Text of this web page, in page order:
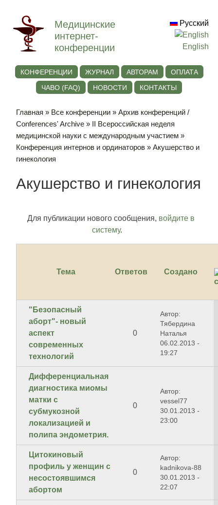
Медицинские
интернет-
конференции
Русский
English
КОНФЕРЕНЦИИ ЖУРНАЛ АВТОРАМ
ОПЛАТА
ЧАВО (FAQ)
НОВОСТИ КОНТАКТЫ
Главная » Все конференции »Архив конференций /
Conferences' Archive » II Всероссийская неделя
медицинской науки с международным участием »
Конференция интернов и ординаторов » Акушерство и
гинекология
Акушерство и гинекология
Для публикации нового сообщения, войдите в
систему.
Тема Ответов Создано
"Безопасный
аборт"- новый
аспект
современных
технологий
0
Автор:
Тябердина
Наталья
06.02.2013 -
19:27
Дифференциальная
диагностика миомы
матки с
субмукозной
локализацией и
полипа эндометрия.
0
Автор:
vessel77
30.01.2013 -
23:00
Цитокиновый
профиль у женщин с
несостоявшимся
абортом
0
Автор:
kadnikova-88
30.01.2013 -
22:07